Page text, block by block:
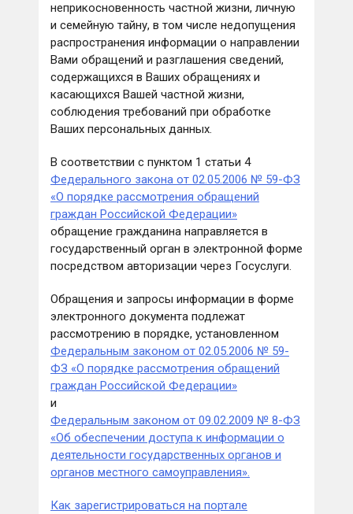
неприкосновенность частной жизни, личную
и семейную тайну, в том числе недопущения
распространения информации о направлении
Вами обращений и разглашения сведений,
содержащихся в Ваших обращениях и
касающихся Вашей частной жизни,
соблюдения требований при обработке
Ваших персональных данных.
В соответствии с пунктом 1 статьи 4
Федерального закона от 02.05.2006 № 59-ФЗ
«О порядке рассмотрения обращений
граждан Российской Федерации»
обращение гражданина направляется в
государственный орган в электронной форме
посредством авторизации через Госуслуги.
Обращения и запросы информации в форме
электронного документа подлежат
рассмотрению в порядке, установленном
Федеральным законом от 02.05.2006 № 59-
ФЗ «О порядке рассмотрения обращений
граждан Российской Федерации»
и
Федеральным законом от 09.02.2009 № 8-ФЗ
«Об обеспечении доступа к информации о
деятельности государственных органов и
органов местного самоуправления».
Как зарегистрироваться на портале